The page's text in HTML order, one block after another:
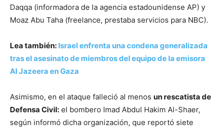
Daqqa (informadora de la agencia estadounidense AP) y
Moaz Abu Taha (freelance, prestaba servicios para NBC).
Lea también: Israel enfrenta una condena generalizada
tras el asesinato de miembros del equipo de la emisora
Al Jazeera en Gaza
Asimismo, en el ataque falleció al menos un rescatista de
Defensa Civil: el bombero Imad Abdul Hakim Al-Shaer,
según informó dicha organización, que reportó siete